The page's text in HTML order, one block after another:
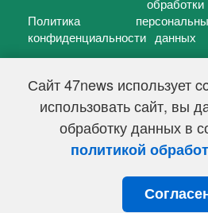
Сайт 47news использует
использовать сайт, вы
обработку данных в
политикой
Политика
конфиденциальности
обработки
данных
47 новостей (47 news)2005 — 2026 г.
Свидетельство о регистрации СМИ
Федеральной службой по надзору в
информационных технологий и